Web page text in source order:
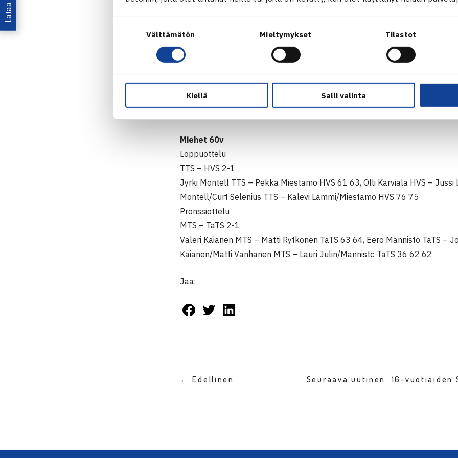
Välttämätön Mieltymykset Tilastot
Kiellä Salli valinta
HTC – SVS 2-0
Hannu Helminen HTC – Ari Malinen SVS 46 64 75, Matti Linnavirta HTC –
HLK – HyTS 2-1
Martin Björnström HLK – Veijo Lempiäinen HyTS 75 64, Hannu Laitinen
Miehet 60v
Loppuottelu
TTS – HVS 2-1
Jyrki Montell TTS – Pekka Miestamo HVS 61 63, Olli Karviala HVS – Jussi
Montell/Curt Selenius TTS – Kalevi Lammi/Miestamo HVS 76 75
Pronssiottelu
MTS – TaTS 2-1
Valeri Kaianen MTS – Matti Rytkönen TaTS 63 64, Eero Männistö TaTS –
Kaianen/Matti Vanhanen MTS – Lauri Julin/Männistö TaTS 36 62 62
Jaa:
← Edellinen Seuraava uutinen: 16-vuotiaiden